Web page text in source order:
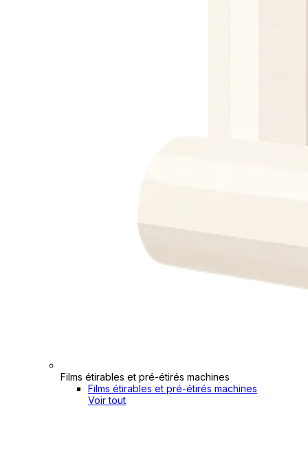
Films étirables et pré-étirés machines
Films étirables et pré-étirés machines
Voir tout